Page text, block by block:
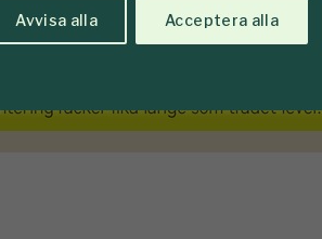
Avvisa alla Acceptera alla